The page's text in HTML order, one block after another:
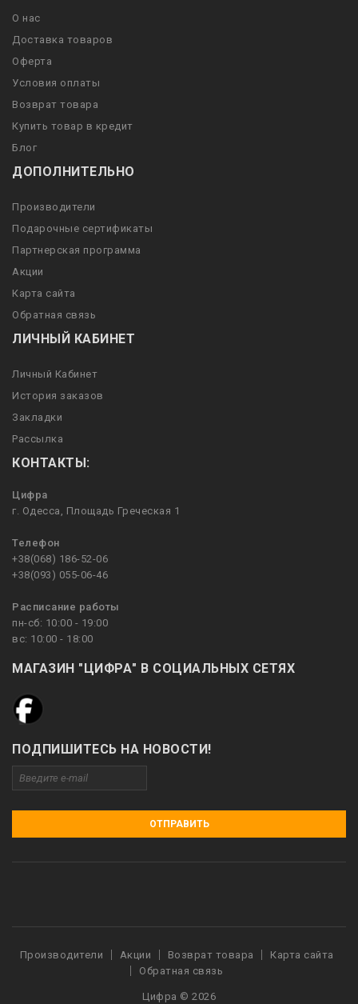
О нас
Доставка товаров
Оферта
Условия оплаты
Возврат товара
Купить товар в кредит
Блог
ДОПОЛНИТЕЛЬНО
Производители
Подарочные сертификаты
Партнерская программа
Акции
Карта сайта
Обратная связь
ЛИЧНЫЙ КАБИНЕТ
Личный Кабинет
История заказов
Закладки
Рассылка
КОНТАКТЫ:
Цифра
г. Одесса, Площадь Греческая 1
Телефон
+38(068) 186-52-06
+38(093) 055-06-46
Расписание работы
пн-сб: 10:00 - 19:00
вс: 10:00 - 18:00
МАГАЗИН "ЦИФРА" В СОЦИАЛЬНЫХ СЕТЯХ
ПОДПИШИТЕСЬ НА НОВОСТИ!
ОТПРАВИТЬ
Производители Акции Возврат товара
Карта сайта
Обратная связь
Цифра © 2026